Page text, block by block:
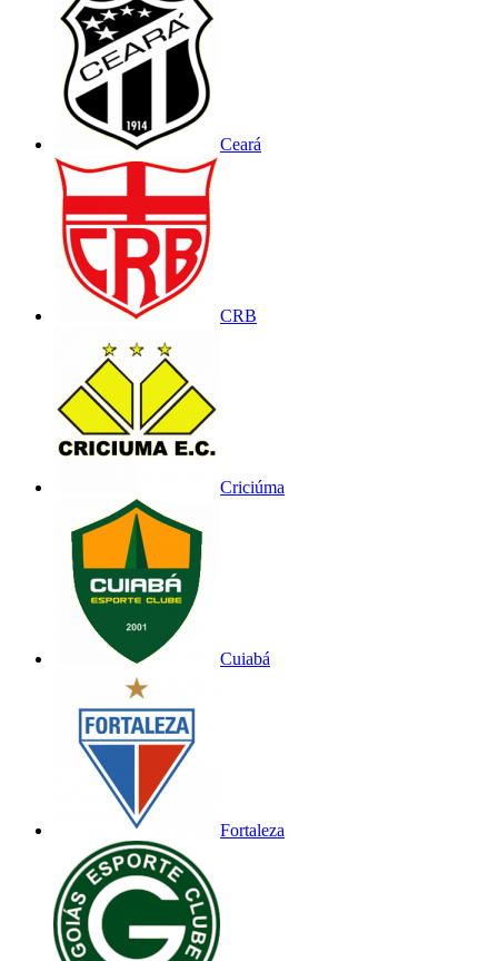
Ceará
CRB
Criciúma
Cuiabá
Fortaleza